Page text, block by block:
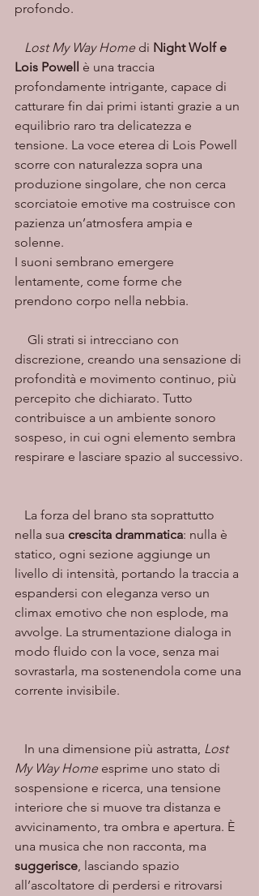
profondo.
   Lost My Way Home
di Night Wolf e
Lois Powell è una traccia
profondamente intrigante, capace di
catturare fin dai primi istanti grazie a un
equilibrio raro tra delicatezza e
tensione. La voce eterea di Lois Powell
scorre con naturalezza sopra una
produzione singolare, che non cerca
scorciatoie emotive ma costruisce con
pazienza un’atmosfera ampia e
solenne.
I suoni sembrano emergere
lentamente, come forme che
prendono corpo nella nebbia.
discrezione, creando una sensazione di
profondità e movimento continuo, più
percepito che dichiarato. Tutto
contribuisce a un ambiente sonoro
sospeso, in cui ogni elemento sembra
respirare e lasciare spazio al successivo.
nella sua crescita drammatica: nulla è
statico, ogni sezione aggiunge un
livello di intensità, portando la traccia a
espandersi con eleganza verso un
climax emotivo che non esplode, ma
avvolge. La strumentazione dialoga in
modo fluido con la voce, senza mai
sovrastarla, ma sostenendola come una
corrente invisibile.
   In una dimensione più astratta,
Lost
My Way Home esprime uno stato di
sospensione e ricerca, una tensione
interiore che si muove tra distanza e
avvicinamento, tra ombra e apertura. È
una musica che non racconta, ma
suggerisce, lasciando spazio
all’ascoltatore di perdersi e ritrovarsi